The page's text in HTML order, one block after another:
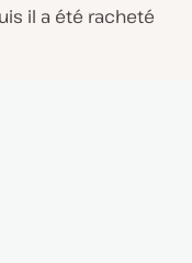
il a été racheté